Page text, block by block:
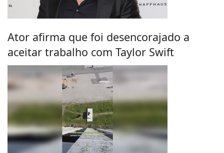
Ator afirma que foi desencorajado a
aceitar trabalho com Taylor Swift